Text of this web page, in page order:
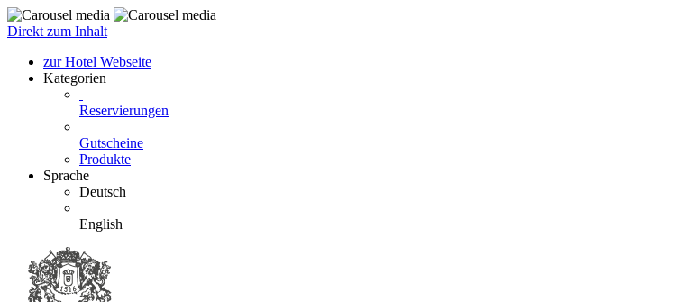
Direkt zum Inhalt
zur Hotel Webseite
Kategorien
Reservierungen
Gutscheine
Produkte
Sprache
Deutsch
English